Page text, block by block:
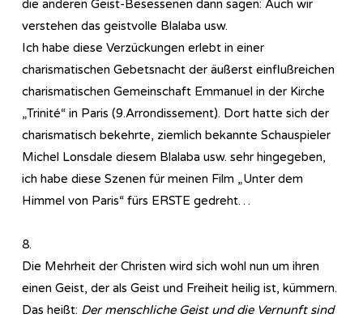
die anderen Geist-Besessenen dann sagen: Auch wir
verstehen das geistvolle Blalaba usw.
Ich habe diese Verzückungen erlebt in einer
charismatischen Gebetsnacht der äußerst einflußreichen
charismatischen Gemeinschaft Emmanuel in der Kirche
„Trinité“ in Paris (9.Arrondissement). Dort hatte sich der
charismatisch bekehrte, ziemlich bekannte Schauspieler
Michel Lonsdale diesem Blalaba usw. sehr hingegeben,
ich habe diese Szenen für meinen Film „Unter dem
Himmel von Paris“ fürs ERSTE gedreht…
8.
Die Mehrheit der Christen wird sich wohl nun um ihren
einen Geist, der als Geist und Freiheit heilig ist, kümmern.
Das heißt: Der menschliche Geist und die Vernunft sind